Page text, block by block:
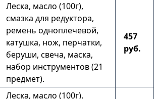
Леска, масло (100г),
смазка для редуктора,
ремень одноплечевой,
катушка, нож, перчатки,
беруши, свеча, маска,
набор инструментов (21
предмет).
457
руб.
Леска, масло (100г),